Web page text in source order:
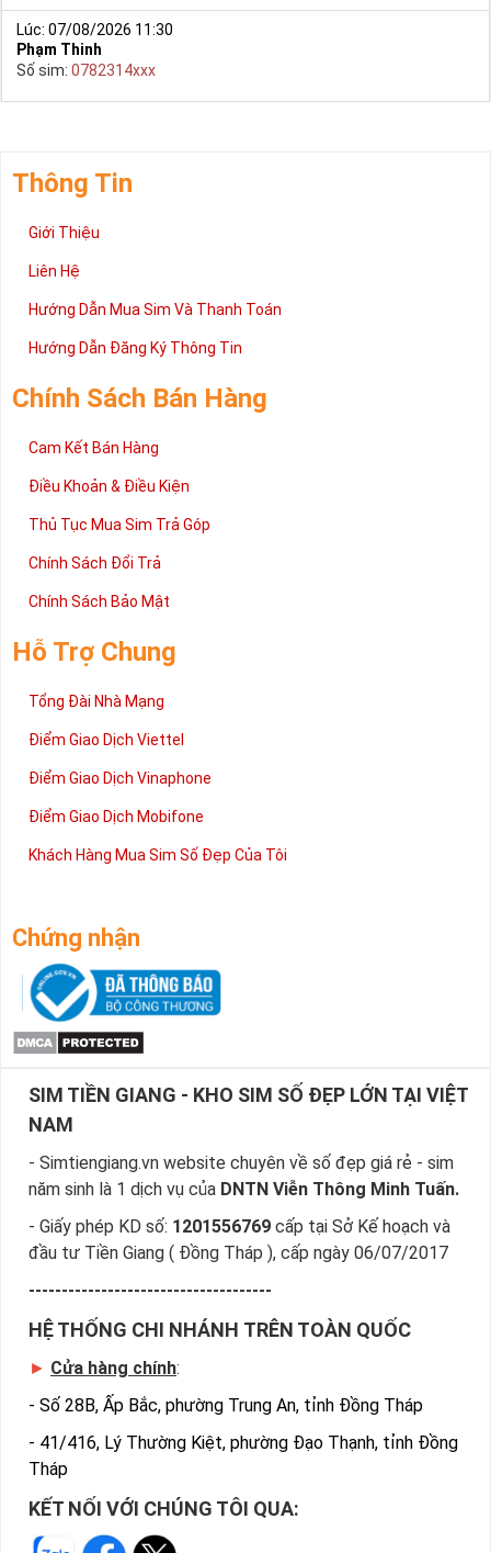
Lúc: 07/08/2026 11:30
Phạm Thinh
Số sim: 0782314xxx
Thông Tin
Giới Thiệu
Liên Hệ
Hướng Dẫn Mua Sim Và Thanh Toán
Hướng Dẫn Đăng Ký Thông Tin
Chính Sách Bán Hàng
Cam Kết Bán Hàng
Điều Khoản & Điều Kiện
Thủ Tục Mua Sim Trả Góp
Chính Sách Đổi Trả
Chính Sách Bảo Mật
Hỗ Trợ Chung
Tổng Đài Nhà Mạng
Điểm Giao Dịch Viettel
Điểm Giao Dịch Vinaphone
Điểm Giao Dịch Mobifone
Khách Hàng Mua Sim Số Đẹp Của Tôi
Chứng nhận
SIM TIỀN GIANG - KHO SIM SỐ ĐẸP LỚN TẠI VIỆT
NAM
- Simtiengiang.vn website chuyên về số đẹp giá rẻ - sim
năm sinh là 1 dịch vụ của DNTN Viễn Thông Minh Tuấn.
- Giấy phép KD số: 1201556769 cấp tại Sở Kế hoạch và
đầu tư Tiền Giang ( Đồng Tháp ), cấp ngày 06/07/2017
-------------------------------------
HỆ THỐNG CHI NHÁNH TRÊN TOÀN QUỐC
► Cửa hàng chính:
- Số 28B, Ấp Bắc, phường Trung An, tỉnh Đồng Tháp
- 41/416, Lý Thường Kiệt, phường Đạo Thạnh, tỉnh Đồng
Tháp
KẾT NỐI VỚI CHÚNG TÔI QUA: